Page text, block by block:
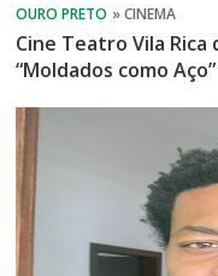
Cine Teatro Vila
“Moldados como